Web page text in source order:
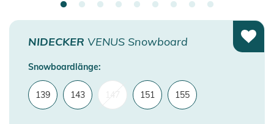
NIDECKER VENUS Snowboard
Snowboardlänge:
139 143 151 155